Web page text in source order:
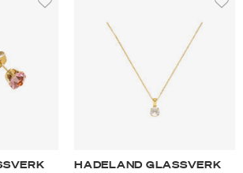
HADELAND GLASSVERK